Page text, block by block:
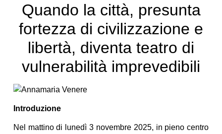
Quando la città, presunta
fortezza di civilizzazione e
libertà, diventa teatro di
vulnerabilità imprevedibili
Introduzione
Nel mattino di lunedì 3 novembre 2025, in pieno centro